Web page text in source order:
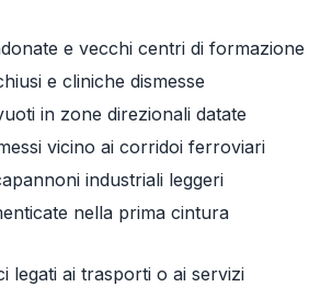
e vecchi centri di formazione
e cliniche dismesse
in zone direzionali datate
vicino ai corridoi ferroviari
industriali leggeri
nella prima cintura
legati ai trasporti o ai servizi